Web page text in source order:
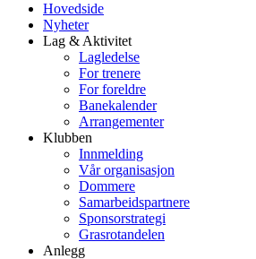
Hovedside
Nyheter
Lag & Aktivitet
Lagledelse
For trenere
For foreldre
Banekalender
Arrangementer
Klubben
Innmelding
Vår organisasjon
Dommere
Samarbeidspartnere
Sponsorstrategi
Grasrotandelen
Anlegg